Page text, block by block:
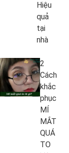
Hiệu
quả
tại
nhà
2
Cách
khắc
phục
MÍ
MẮT
QUÁ
TO